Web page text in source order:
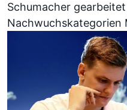
Schumacher
Nachwuchskategorien